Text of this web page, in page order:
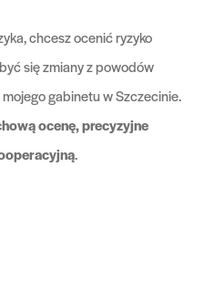
chcesz ocenić ryzyko
się zmiany z powodów
gabinetu w Szczecinie.
ocenę, precyzyjne
.